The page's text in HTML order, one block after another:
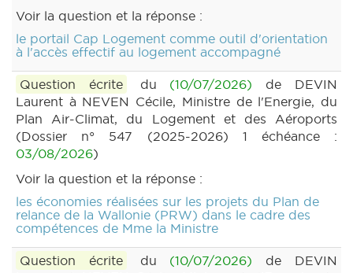
Voir la question et la réponse :
le portail Cap Logement comme outil d'orientation
à l'accès effectif au logement accompagné
Question écrite du (10/07/2026) de DEVIN
Laurent à NEVEN Cécile, Ministre de l'Energie, du
Plan Air-Climat, du Logement et des Aéroports
(Dossier n° 547 (2025-2026) 1 échéance :
03/08/2026)
Voir la question et la réponse :
les économies réalisées sur les projets du Plan de
relance de la Wallonie (PRW) dans le cadre des
compétences de Mme la Ministre
Question écrite du (10/07/2026) de DEVIN